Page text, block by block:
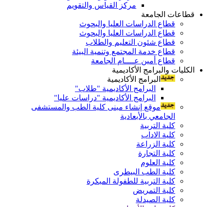
مركز القياس والتقويم
قطاعات الجامعة
قطاع الدراسات العليا والبحوث
قطاع الدراسات العليا والبحوث
قطاع شئون التعليم والطلاب
قطاع خدمة المجتمع وتنمية البيئة
قطاع أمين عــــام الجامعة
الكليات والبرامج الأكاديمية
البرامج الأكاديمية
البرامج الأكاديمية "طلاب"
البرامج الأكاديمية "دراسات عليا"
موقع إنشاء مبنى كلية الطب والمستشفى
الجامعي بالأبعادية
كلية التربية
كلية الاداب
كلية الزراعة
كلية التجارة
كلية العلوم
كلية الطب البيطرى
كلية التربية للطفولة المبكرة
كلية التمريض
كلية الصيدلة